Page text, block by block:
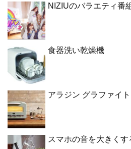
NIZIUのバラエティ番
食器洗い乾燥機
アラジン グラファイ
スマホの音を大きくす